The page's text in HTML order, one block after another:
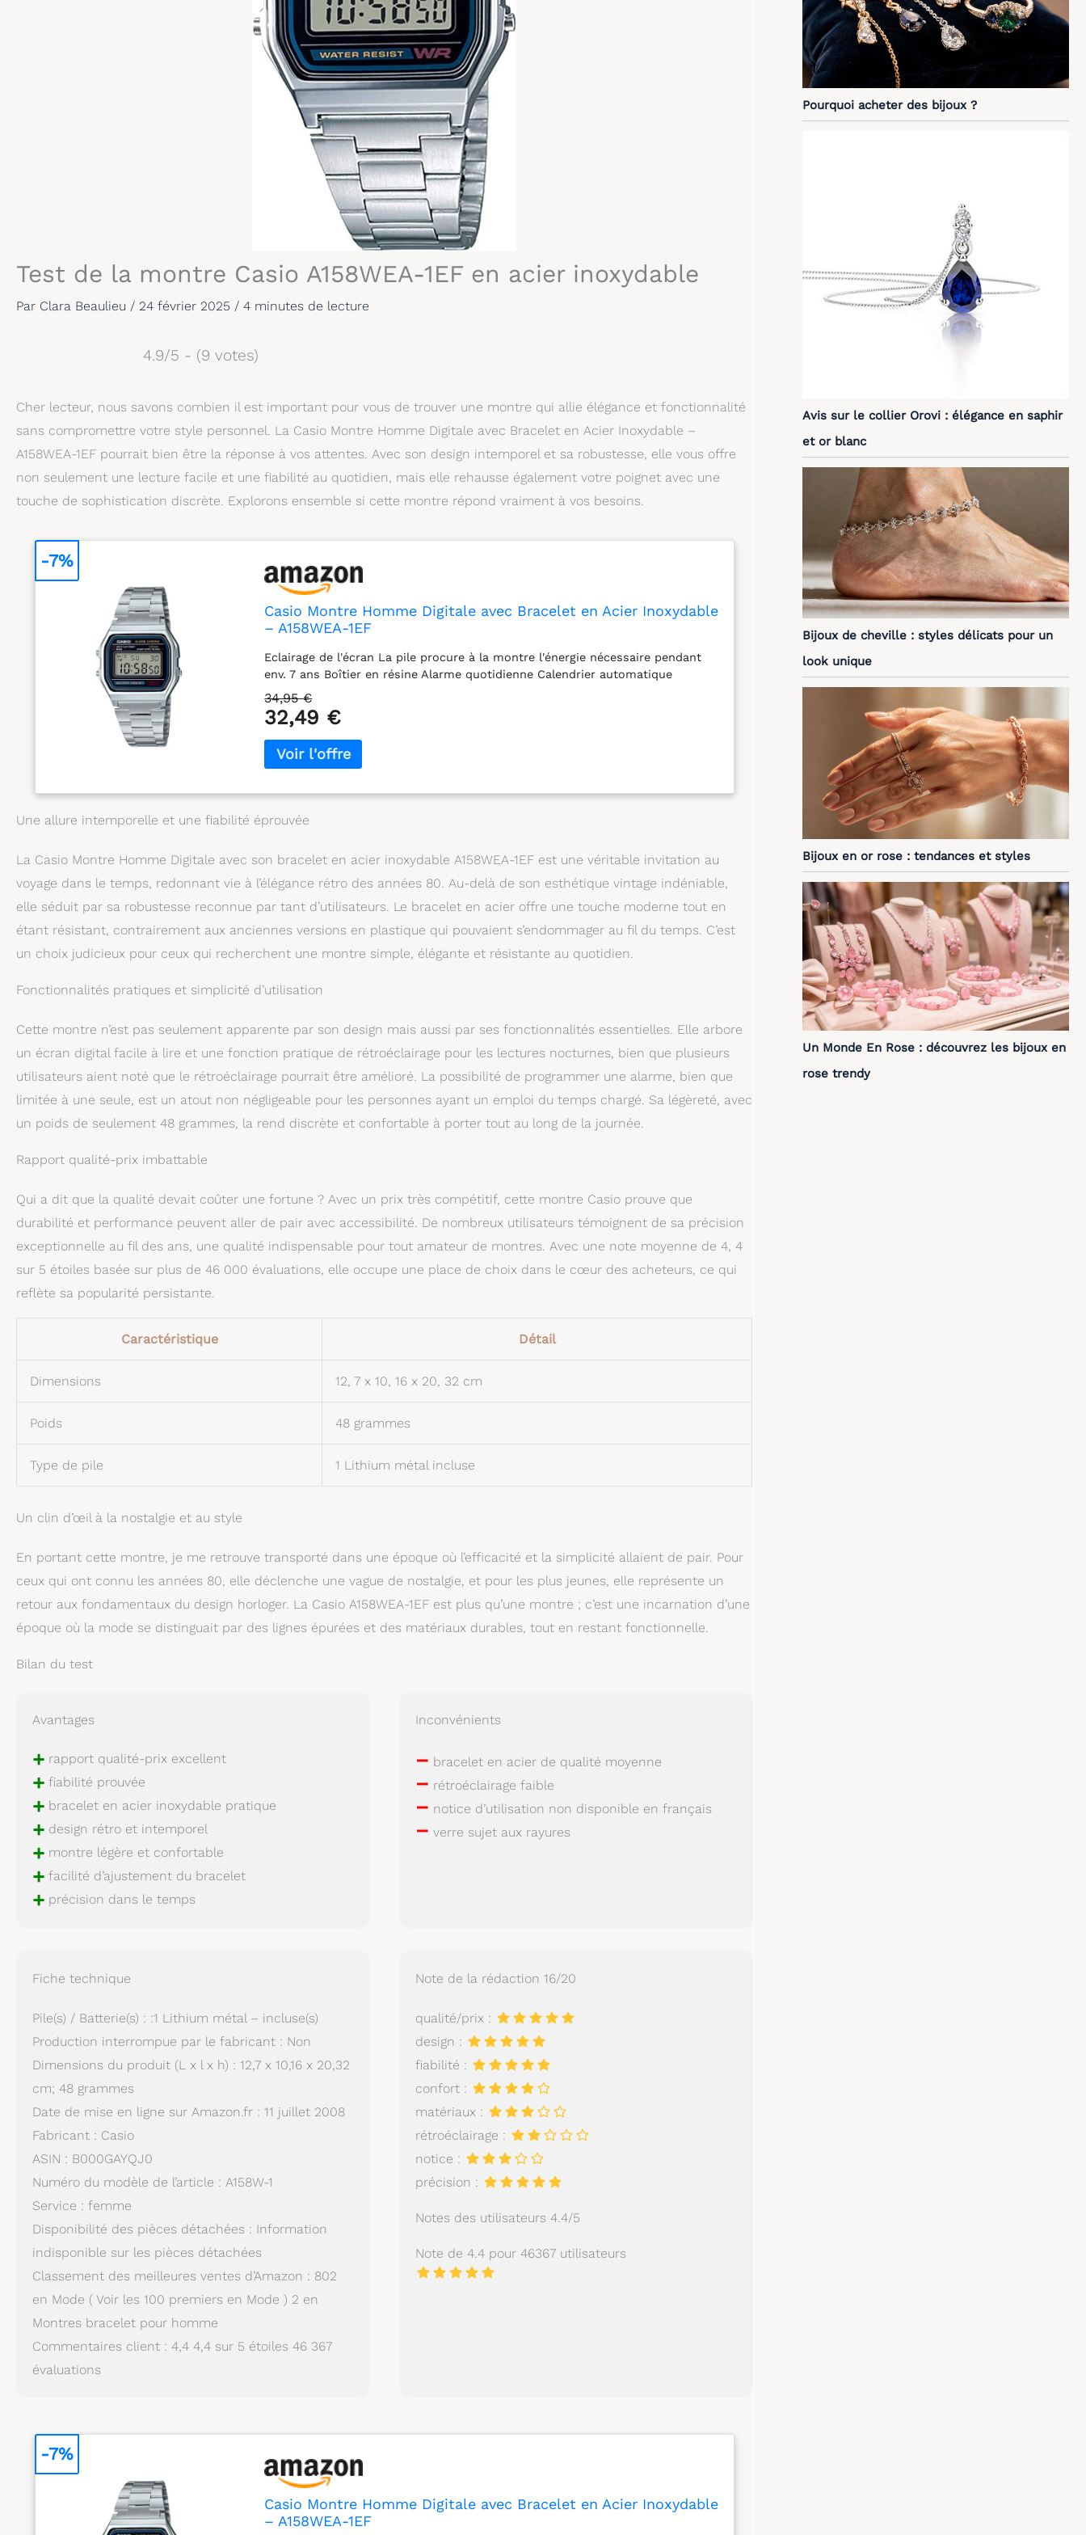
Test de la montre Casio A158WEA-1EF en acier inoxydable
Par Clara Beaulieu / 24 février 2025 / 4 minutes de lecture
4.9/5 - (9 votes)
Cher lecteur, nous savons combien il est important pour vous de trouver une montre qui allie élégance et fonctionnalité
sans compromettre votre style personnel. La Casio Montre Homme Digitale avec Bracelet en Acier Inoxydable –
A158WEA-1EF pourrait bien être la réponse à vos attentes. Avec son design intemporel et sa robustesse, elle vous offre
non seulement une lecture facile et une fiabilité au quotidien, mais elle rehausse également votre poignet avec une
touche de sophistication discrète. Explorons ensemble si cette montre répond vraiment à vos besoins.
Casio Montre Homme Digitale avec Bracelet en Acier Inoxydable
– A158WEA-1EF
Eclairage de l'écran La pile procure à la montre l'énergie nécessaire pendant
env. 7 ans Boîtier en résine Alarme quotidienne Calendrier automatique
34,95 €
32,49 €
-7%
Une allure intemporelle et une fiabilité éprouvée
La Casio Montre Homme Digitale avec son bracelet en acier inoxydable A158WEA-1EF est une véritable invitation au
voyage dans le temps, redonnant vie à l’élégance rétro des années 80. Au-delà de son esthétique vintage indéniable,
elle séduit par sa robustesse reconnue par tant d’utilisateurs. Le bracelet en acier offre une touche moderne tout en
étant résistant, contrairement aux anciennes versions en plastique qui pouvaient s’endommager au fil du temps. C’est
un choix judicieux pour ceux qui recherchent une montre simple, élégante et résistante au quotidien.
Fonctionnalités pratiques et simplicité d’utilisation
Cette montre n’est pas seulement apparente par son design mais aussi par ses fonctionnalités essentielles. Elle arbore
un écran digital facile à lire et une fonction pratique de rétroéclairage pour les lectures nocturnes, bien que plusieurs
utilisateurs aient noté que le rétroéclairage pourrait être amélioré. La possibilité de programmer une alarme, bien que
limitée à une seule, est un atout non négligeable pour les personnes ayant un emploi du temps chargé. Sa légèreté, avec
un poids de seulement 48 grammes, la rend discrète et confortable à porter tout au long de la journée.
Rapport qualité-prix imbattable
Qui a dit que la qualité devait coûter une fortune ? Avec un prix très compétitif, cette montre Casio prouve que
durabilité et performance peuvent aller de pair avec accessibilité. De nombreux utilisateurs témoignent de sa précision
exceptionnelle au fil des ans, une qualité indispensable pour tout amateur de montres. Avec une note moyenne de 4, 4
sur 5 étoiles basée sur plus de 46 000 évaluations, elle occupe une place de choix dans le cœur des acheteurs, ce qui
reflète sa popularité persistante.
Caractéristique Détail
Dimensions 12, 7 x 10, 16 x 20, 32 cm
Poids 48 grammes
Type de pile 1 Lithium métal incluse
Un clin d’œil à la nostalgie et au style
En portant cette montre, je me retrouve transporté dans une époque où l’efficacité et la simplicité allaient de pair. Pour
ceux qui ont connu les années 80, elle déclenche une vague de nostalgie, et pour les plus jeunes, elle représente un
retour aux fondamentaux du design horloger. La Casio A158WEA-1EF est plus qu’une montre ; c’est une incarnation d’une
époque où la mode se distinguait par des lignes épurées et des matériaux durables, tout en restant fonctionnelle.
Bilan du test
Avantages
+ rapport qualité-prix excellent
+ fiabilité prouvée
+ bracelet en acier inoxydable pratique
+ design rétro et intemporel
+ montre légère et confortable
+ facilité d’ajustement du bracelet
+ précision dans le temps
Inconvénients
– bracelet en acier de qualité moyenne
– rétroéclairage faible
– notice d’utilisation non disponible en français
– verre sujet aux rayures
Fiche technique
Pile(s) / Batterie(s) : :1 Lithium métal – incluse(s)
Production interrompue par le fabricant : Non
Dimensions du produit (L x l x h) : 12,7 x 10,16 x 20,32
cm; 48 grammes
Date de mise en ligne sur Amazon.fr : 11 juillet 2008
Fabricant : Casio
ASIN : B000GAYQJ0
Numéro du modèle de l’article : A158W-1
Service : femme
Disponibilité des pièces détachées : Information
indisponible sur les pièces détachées
Classement des meilleures ventes d’Amazon : 802
en Mode ( Voir les 100 premiers en Mode ) 2 en
Montres bracelet pour homme
Commentaires client : 4,4 4,4 sur 5 étoiles 46 367
évaluations
Note de la rédaction 16/20
qualité/prix :
design :
fiabilité :
confort :
matériaux :
rétroéclairage :
notice :
précision :
Notes des utilisateurs 4.4/5
Note de 4.4 pour 46367 utilisateurs
Casio Montre Homme Digitale avec Bracelet en Acier Inoxydable
– A158WEA-1EF
-7%
Pourquoi acheter des bijoux ?
Avis sur le collier Orovi : élégance en saphir
et or blanc
Bijoux de cheville : styles délicats pour un
look unique
Bijoux en or rose : tendances et styles
Un Monde En Rose : découvrez les bijoux en
rose trendy